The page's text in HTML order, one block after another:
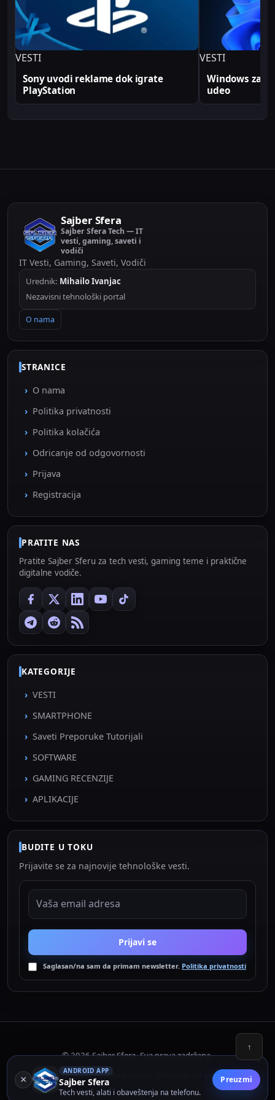
VESTI
Sony uvodi reklame dok igrate
PlayStation
VESTI
Windows
udeo
Sajber Sfera
Sajber Sfera Tech — IT
vesti, gaming, saveti i
vodiči
IT Vesti, Gaming, Saveti, Vodiči
Urednik: Mihailo Ivanjac
Nezavisni tehnološki portal
O nama
STRANICE
O nama
Politika privatnosti
Politika kolačića
Odricanje od odgovornosti
Prijava
Registracija
PRATITE NAS
Pratite Sajber Sferu za tech vesti, gaming teme i praktične
digitalne vodiče.
KATEGORIJE
VESTI
SMARTPHONE
Saveti Preporuke Tutorijali
SOFTWARE
GAMING RECENZIJE
APLIKACIJE
BUDITE U TOKU
Prijavite se za najnovije tehnološke vesti.
EMAIL ADRESA
Prijavi se
Saglasan/na sam da primam newsletter. Politika privatnosti
© 2026 Sajber Sfera. Sva prava zadržana.
Politika privatnosti•Politika kolačića Odricanje od odgovornosti
×
ANDROID APP
Sajber Sfera
Tech vesti, alati i obaveštenja na telefonu.
Preuzmi
↑